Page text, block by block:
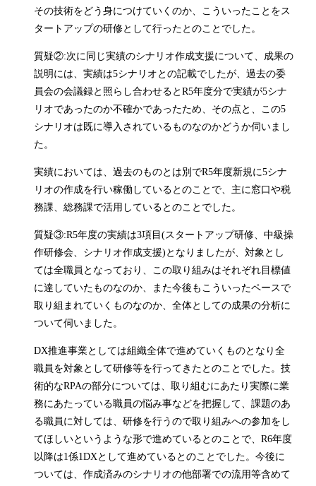
その技術をどう身につけていくのか、こういったことをス
タートアップの研修として行ったとのことでした。
質疑②:次に同じ実績のシナリオ作成支援について、成果の
説明には、実績は5シナリオとの記載でしたが、過去の委
員会の会議録と照らし合わせるとR5年度分で実績が5シナ
リオであったのか不確かであったため、その点と、この5
シナリオは既に導入されているものなのかどうか伺いまし
た。
実績においては、過去のものとは別でR5年度新規に5シナ
リオの作成を行い稼働しているとのことで、主に窓口や税
務課、総務課で活用しているとのことでした。
質疑③:R5年度の実績は3項目(スタートアップ研修、中級操
作研修会、シナリオ作成支援)となりましたが、対象とし
ては全職員となっており、この取り組みはそれぞれ目標値
に達していたものなのか、また今後もこういったペースで
取り組まれていくものなのか、全体としての成果の分析に
ついて伺いました。
DX推進事業としては組織全体で進めていくものとなり全
職員を対象として研修等を行ってきたとのことでした。技
術的なRPAの部分については、取り組むにあたり実際に業
務にあたっている職員の悩み事などを把握して、課題のあ
る職員に対しては、研修を行うので取り組みへの参加をし
てほしいというような形で進めているとのことで、R6年度
以降は1係1DXとして進めているとのことでした。今後に
ついては、作成済みのシナリオの他部署での流用等含めて